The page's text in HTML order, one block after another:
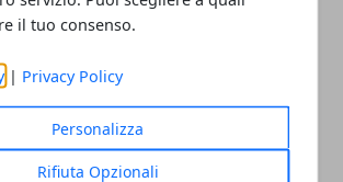
il tuo consenso.
| Privacy Policy
Personalizza
Rifiuta Opzionali